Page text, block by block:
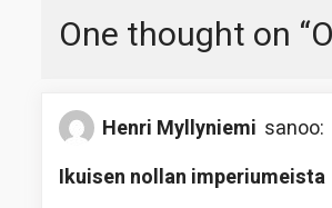
One thought on “
Henri Myllyniemi sanoo:
Ikuisen nollan imperiumeista